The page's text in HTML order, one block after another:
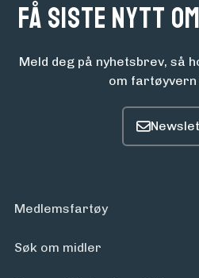
Få siste nytt
Meld deg på nyhetsbrev, så
om fartøyvern
Medlemsfartøy
Søk om midler